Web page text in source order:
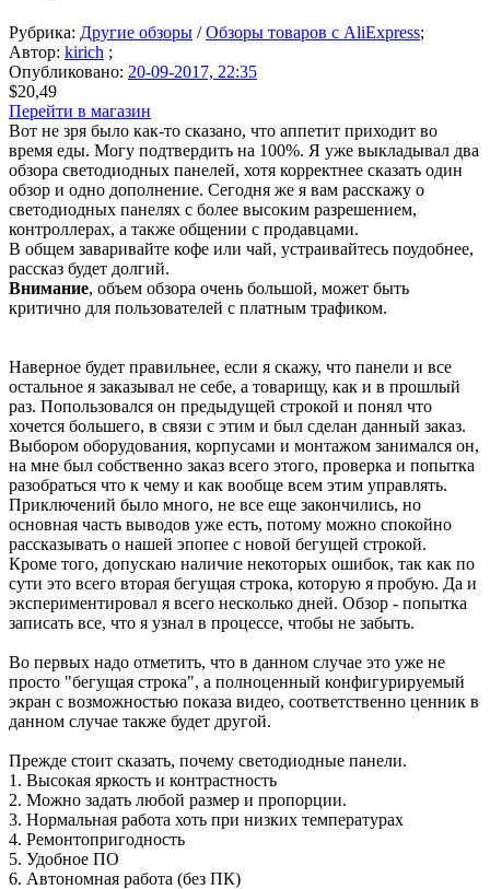
Рубрика: Другие обзоры /Обзоры товаров с AliExpress;
Автор: kirich ;
Опубликовано: 20-09-2017, 22:35
$20,49
Перейти в магазин
Вот не зря было как-то сказано, что аппетит приходит во
время еды. Могу подтвердить на 100%. Я уже выкладывал два
обзора светодиодных панелей, хотя корректнее сказать один
обзор и одно дополнение. Сегодня же я вам расскажу о
светодиодных панелях с более высоким разрешением,
контроллерах, а также общении с продавцами.
В общем заваривайте кофе или чай, устраивайтесь поудобнее,
рассказ будет долгий.
Внимание, объем обзора очень большой, может быть
критично для пользователей с платным трафиком.
Наверное будет правильнее, если я скажу, что панели и все
остальное я заказывал не себе, а товарищу, как и в прошлый
раз. Попользовался он предыдущей строкой и понял что
хочется большего, в связи с этим и был сделан данный заказ.
Выбором оборудования, корпусами и монтажом занимался он,
на мне был собственно заказ всего этого, проверка и попытка
разобраться что к чему и как вообще всем этим управлять.
Приключений было много, не все еще закончились, но
основная часть выводов уже есть, потому можно спокойно
рассказывать о нашей эпопее с новой бегущей строкой.
Кроме того, допускаю наличие некоторых ошибок, так как по
сути это всего вторая бегущая строка, которую я пробую. Да и
экспериментировал я всего несколько дней. Обзор - попытка
записать все, что я узнал в процессе, чтобы не забыть.
Во первых надо отметить, что в данном случае это уже не
просто "бегущая строка", а полноценный конфигурируемый
экран с возможностью показа видео, соответственно ценник в
данном случае также будет другой.
Прежде стоит сказать, почему светодиодные панели.
1. Высокая яркость и контрастность
2. Можно задать любой размер и пропорции.
3. Нормальная работа хоть при низких температурах
4. Ремонтопригодность
5. Удобное ПО
6. Автономная работа (без ПК)